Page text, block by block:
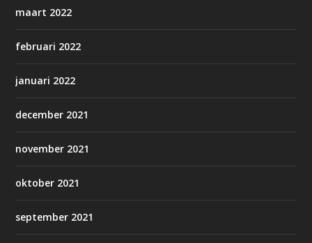
maart 2022
februari 2022
januari 2022
december 2021
november 2021
oktober 2021
september 2021